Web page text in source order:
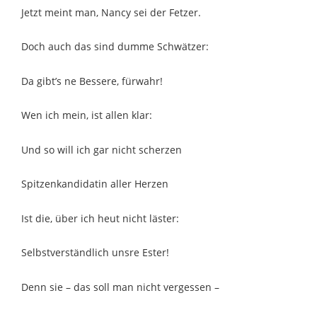
Jetzt meint man, Nancy sei der Fetzer.
Doch auch das sind dumme Schwätzer:
Da gibt’s ne Bessere, fürwahr!
Wen ich mein, ist allen klar:
Und so will ich gar nicht scherzen
Spitzenkandidatin aller Herzen
Ist die, über ich heut nicht läster:
Selbstverständlich unsre Ester!
Denn sie – das soll man nicht vergessen –